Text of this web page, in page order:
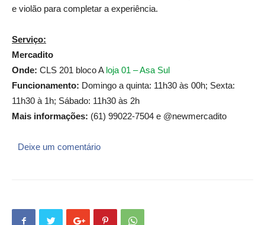
e violão para completar a experiência.
Serviço:
Mercadito
Onde: CLS 201 bloco A loja 01 – Asa Sul
Funcionamento: Domingo a quinta: 11h30 às 00h; Sexta:
11h30 à 1h; Sábado: 11h30 às 2h
Mais informações: (61) 99022-7504 e @newmercadito
Deixe um comentário